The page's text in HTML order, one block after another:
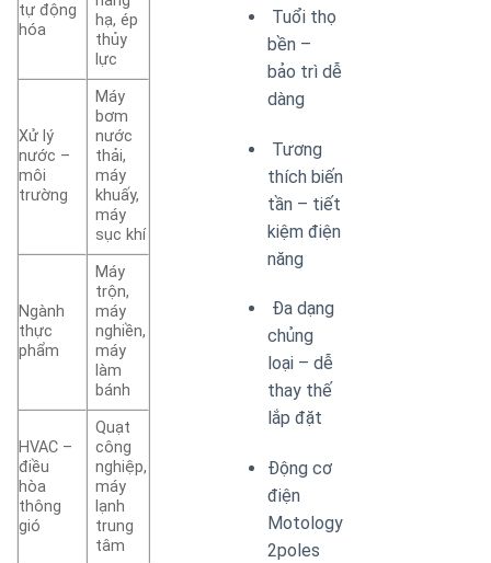
tự động
hóa
hạ, ép
thủy
lực
Xử lý
nước –
môi
trường
Máy
bơm
nước
thải,
máy
khuấy,
máy
sục khí
Ngành
thực
phẩm
Máy
trộn,
máy
nghiền,
máy
làm
bánh
HVAC –
điều
hòa
thông
gió
Quạt
công
nghiệp,
máy
lạnh
trung
tâm
Tuổi thọ
bền –
bảo trì dễ
dàng
Tương
thích biến
tần – tiết
kiệm điện
năng
Đa dạng
chủng
loại – dễ
thay thế
lắp đặt
Động cơ
điện
Motology
2poles